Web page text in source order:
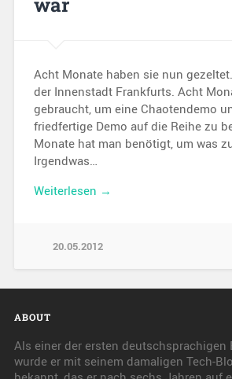
Acht Monate haben sie nun
der Innenstadt Frankfurts. Acht
gebraucht, um eine Chaotendemo
friedfertige Demo auf die Reihe zu
Monate hat man benötigt, um was
Irgendwas…
Weiterlesen →
20.05.2012
ABOUT
Als einer der ersten deutschsprachigen
wurde er mit seinem damaligen Tech-